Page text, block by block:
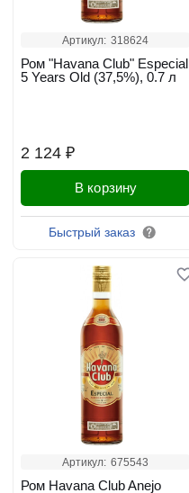
Артикул: 318624
2 124 ₽
Ром "Havana Club" Especial
5 Years Old (37,5%), 0.7 л
В корзину
Быстрый заказ
Артикул: 675543
Ром Havana Club Anejo